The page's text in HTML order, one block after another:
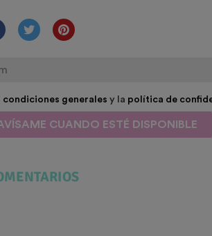
condiciones generales y la política de
CUANDO ESTÉ DISPONIBLE